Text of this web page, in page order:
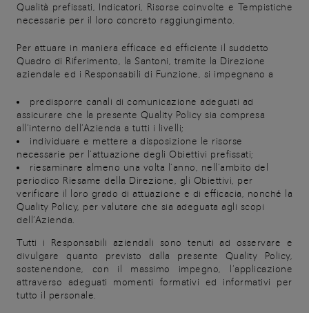
Qualità prefissati, Indicatori, Risorse coinvolte e Tempistiche
necessarie per il loro concreto raggiungimento.
Per attuare in maniera efficace ed efficiente il suddetto
Quadro di Riferimento, la Santoni, tramite la Direzione
aziendale ed i Responsabili di Funzione, si impegnano a
predisporre canali di comunicazione adeguati ad
assicurare che la presente Quality Policy sia compresa
all’interno dell’Azienda a tutti i livelli;
individuare e mettere a disposizione le risorse
necessarie per l’attuazione degli Obiettivi prefissati;
riesaminare almeno una volta l’anno, nell’ambito del
periodico Riesame della Direzione, gli Obiettivi, per
verificare il loro grado di attuazione e di efficacia, nonché la
Quality Policy, per valutare che sia adeguata agli scopi
dell’Azienda.
Tutti i Responsabili aziendali sono tenuti ad osservare e
divulgare quanto previsto dalla presente Quality Policy,
sostenendone, con il massimo impegno, l’applicazione
attraverso adeguati momenti formativi ed informativi per
tutto il personale.